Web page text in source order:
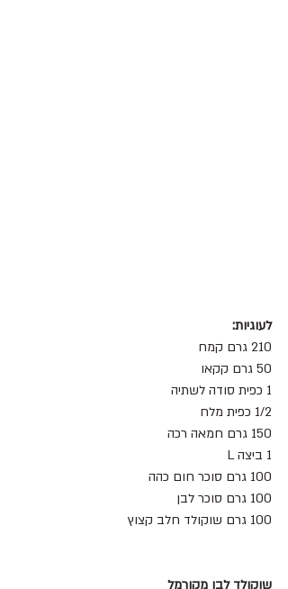
לעוגיות:
210 גרם קמח
50 גרם קקאו
1 כפית סודה לשתיה
1/2 כפית מלח
150 גרם חמאה רכה
1 ביצה L
100 גרם סוכר חום כהה
100 גרם סוכר לבן
100 גרם שוקולד חלב קצוץ
שוקולד לבן מקורמל